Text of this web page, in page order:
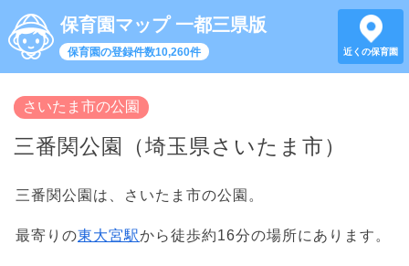
保育園マップ 一都三県版
保育園の登録件数10,260件 近くの保育園
さいたま市の公園
三番関公園（埼玉県さいたま市）
三番関公園は、さいたま市の公園。
最寄りの東大宮駅から徒歩約16分の場所にあります。